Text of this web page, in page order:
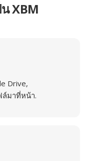
XBM
Drive,
ล์มาที่หน้า.